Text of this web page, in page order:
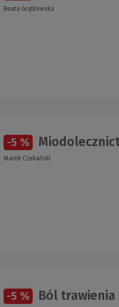
Beata Grątkowska
-5 %
Marek Czekański
-5 % Ból trawienia